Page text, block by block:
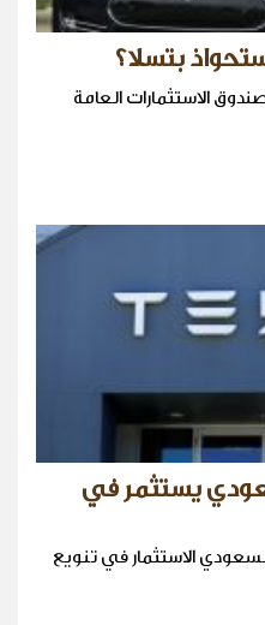
بتسلا؟
الاستثمارات العامة
يستثمر في
الاستثمار في تنويع